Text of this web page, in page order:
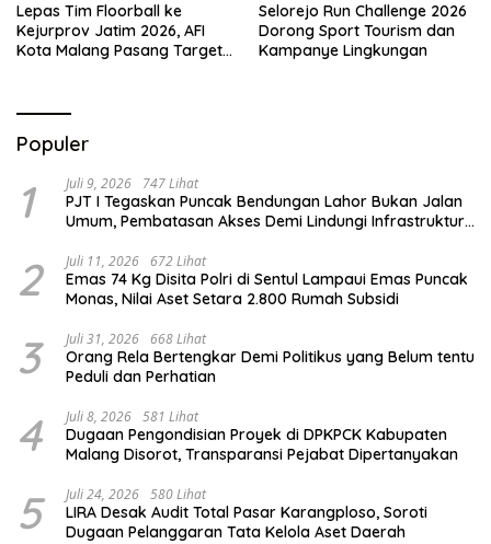
Lepas Tim Floorball ke
Kejurprov Jatim 2026, AFI
Kota Malang Pasang Target
Selorejo Run Challenge 2026
Dorong Sport Tourism dan
Kampanye Lingkungan
Populer
1 Juli 9, 2026 747 Lihat
PJT I Tegaskan Puncak Bendungan Lahor Bukan Jalan
Umum, Pembatasan Akses Demi Lindungi Infrastruktur
2 Juli 11, 2026 672 Lihat
Emas 74 Kg Disita Polri di Sentul Lampaui Emas Puncak
Monas, Nilai Aset Setara 2.800 Rumah Subsidi
3 Juli 31, 2026 668 Lihat
Orang Rela Bertengkar Demi Politikus yang Belum tentu
Peduli dan Perhatian
4 Juli 8, 2026 581 Lihat
Dugaan Pengondisian Proyek di DPKPCK Kabupaten
Malang Disorot, Transparansi Pejabat Dipertanyakan
5 Juli 24, 2026 580 Lihat
LIRA Desak Audit Total Pasar Karangploso, Soroti
Dugaan Pelanggaran Tata Kelola Aset Daerah